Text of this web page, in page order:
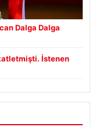
Dalga Dalga
İstenen